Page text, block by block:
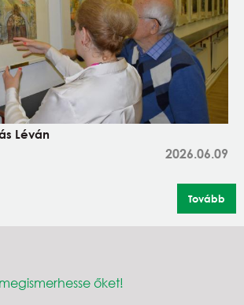
Léván
2026.06.09
Tovább
őket!